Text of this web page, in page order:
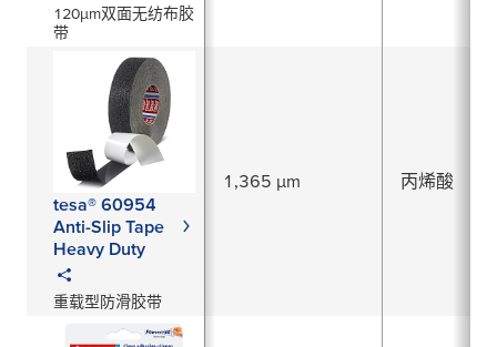
120μm双面无纺布胶
带
tesa® 60954
Anti-Slip Tape
Heavy Duty
重载型防滑胶带
1,365 µm 丙烯酸